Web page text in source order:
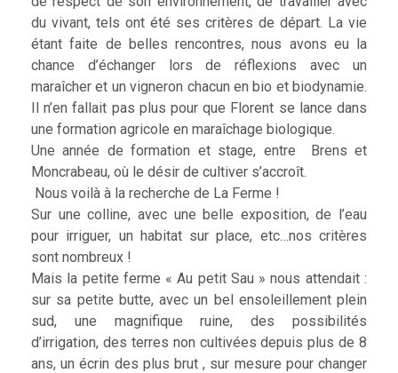
du vivant, tels ont été ses critères de départ. La vie
étant faite de belles rencontres, nous avons eu la
chance d’échanger lors de réflexions avec un
maraîcher et un vigneron chacun en bio et biodynamie.
Il n’en fallait pas plus pour que Florent se lance dans
une formation agricole en maraîchage biologique.
Une année de formation et stage, entre Brens et
Moncrabeau, où le désir de cultiver s’accroît.
Nous voilà à la recherche de La Ferme !
Sur une colline, avec une belle exposition, de l’eau
pour irriguer, un habitat sur place, etc…nos critères
sont nombreux !
Mais la petite ferme « Au petit Sau » nous attendait :
sur sa petite butte, avec un bel ensoleillement plein
sud, une magnifique ruine, des possibilités
d’irrigation, des terres non cultivées depuis plus de 8
ans, un écrin des plus brut , sur mesure pour changer